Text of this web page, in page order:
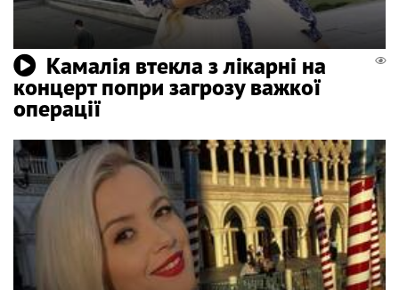
Камалія втекла з лікарні на
концерт попри загрозу важкої
операції